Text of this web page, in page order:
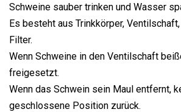
Schweine sauber trinken und Wasser
Es besteht aus Trinkkörper,
Filter.
Wenn Schweine in den Ventilschaft
freigesetzt.
Wenn das Schwein sein Maul entfernt,
geschlossene Position zurück.